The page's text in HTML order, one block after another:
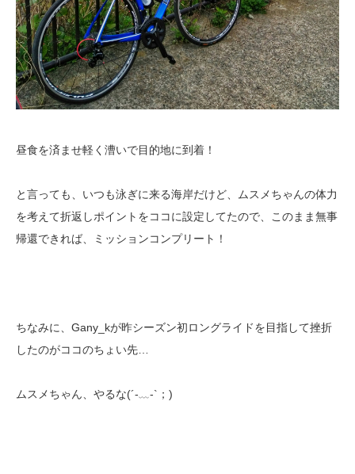
昼食を済ませ軽く漕いで目的地に到着！
と言っても、いつも泳ぎに来る海岸だけど、ムスメちゃんの体力
を考えて折返しポイントをココに設定してたので、このまま無事
帰還できれば、ミッションコンプリート！
ちなみに、Gany_kが昨シーズン初ロングライドを目指して挫折
したのがココのちょい先…
ムスメちゃん、やるな(´-﹏-`；)